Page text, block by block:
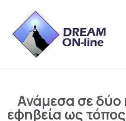
Ανάμεσα σε
εφηβεία ως